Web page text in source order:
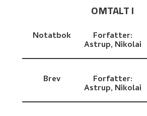
OMTALT I
Notatbok Forfatter:
Astrup, Nikolai
Brev Forfatter:
Astrup, Nikolai